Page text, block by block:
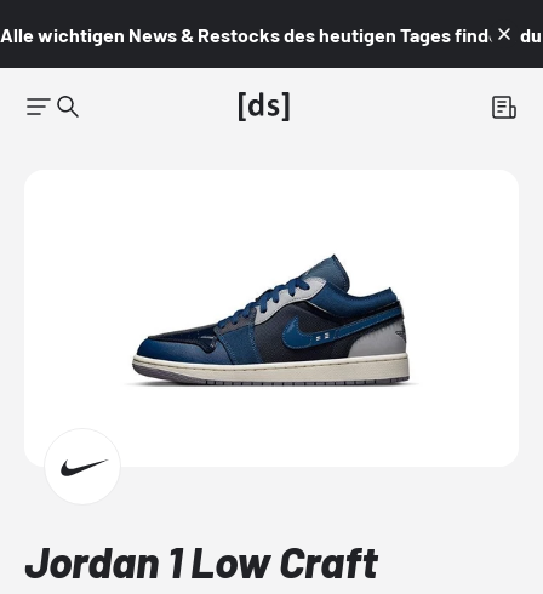
Alle wichtigen News & Restocks des heutigen Tages findest du
Jordan 1 Low Craft